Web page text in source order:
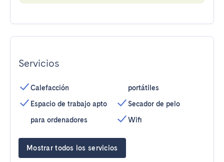
Servicios
Calefacción
Espacio de trabajo apto
para ordenadores
portátiles
Secador de pelo
Wifi
Mostrar todos los servicios